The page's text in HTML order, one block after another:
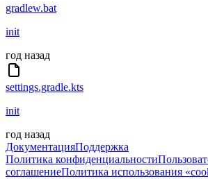
gradlew.bat
init
год назад
settings.gradle.kts
init
год назад
ДокументацияПоддержка
Политика конфиденциальности
соглашениеПолитика использования